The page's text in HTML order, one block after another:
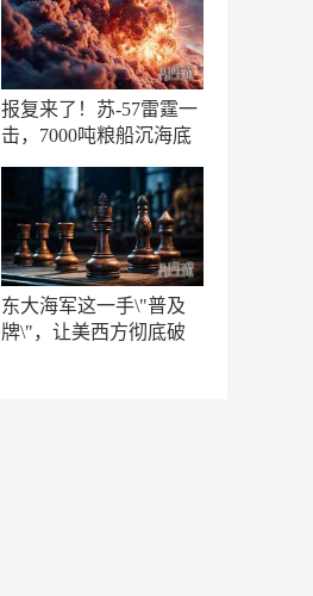
报复来了！苏-57雷霆一
击，7000吨粮船沉海底
东大海军这一手\"普及
牌\"，让美西方彻底破